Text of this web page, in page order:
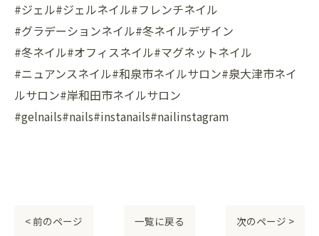
#ジェル#ジェルネイル#フレンチネイル
#グラデーションネイル#冬ネイルデザイン
#冬ネイル#オフィスネイル#マグネットネイル
#ニュアンスネイル#和泉市ネイルサロン#泉大津市ネイ
ルサロン#岸和田市ネイルサロン
#gelnails#nails#instanails#nailinstagram
< 前のページ 一覧に戻る 次のページ >